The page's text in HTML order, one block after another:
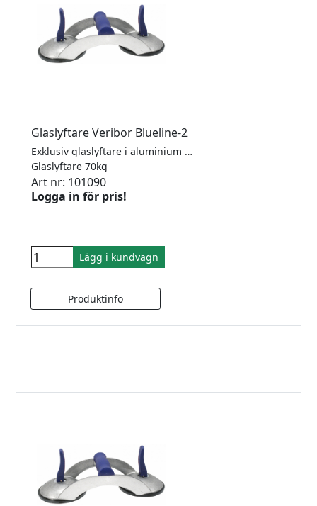
Glaslyftare Veribor Blueline-2
Exklusiv glaslyftare i aluminium med ergonomiskt tvärgrepp. Lyftkraft 70kg. Sugplatta 120mm
Glaslyftare 70kg
Art nr: 101090
Logga in för pris!
Lägg i kundvagn